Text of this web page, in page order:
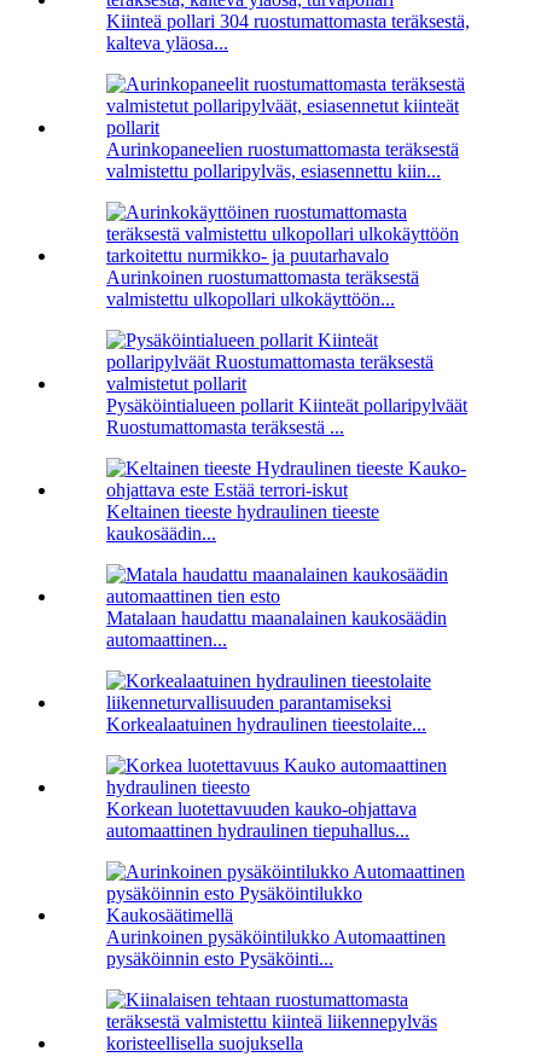
Kiinteä pollari 304 ruostumattomasta teräksestä,
kalteva yläosa...
Aurinkopaneelien ruostumattomasta teräksestä
valmistettu pollaripylväs, esiasennettu kiin...
Aurinkoinen ruostumattomasta teräksestä
valmistettu ulkopollari ulkokäyttöön...
Pysäköintialueen pollarit Kiinteät pollaripylväät
Ruostumattomasta teräksestä ...
Keltainen tieeste hydraulinen tieeste
kaukosäädin...
Matalaan haudattu maanalainen kaukosäädin
automaattinen...
Korkealaatuinen hydraulinen tieestolaite...
Korkean luotettavuuden kauko-ohjattava
automaattinen hydraulinen tiepuhallus...
Aurinkoinen pysäköintilukko Automaattinen
pysäköinnin esto Pysäköinti...